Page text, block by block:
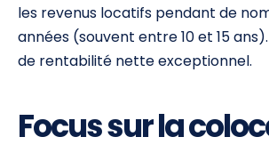
les revenus locatifs pendant de
années (souvent entre 10 et 15
de rentabilité nette exceptionnel.
Focus sur la